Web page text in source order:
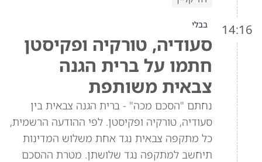
14:16 בבלי
סעודיה, טורקיה ופקיסטן
חתמו על ברית הגנה
צבאית משותפת
נחתם "הסכם מכה" - ברית הגנה צבאית בין
סעודיה, טורקיה ופקיסטן. לפי ההודעה הרשמית,
כל מתקפה צבאית נגד אחת משלוש המדינות
תיחשב למתקפה נגד שלושתן. מטרת ההסכם